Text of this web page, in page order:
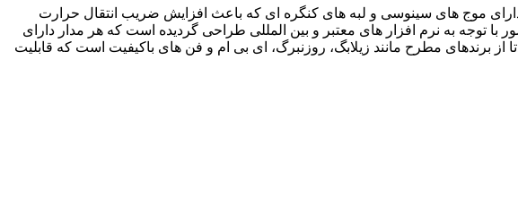
۳/۸ اینچ داخل شیار دار و فین های آلومینیومی دارای موج های سینوسی و لبه های کنگره ای که باعث افزایش ضریب انتقال حرارت
توجه به نرم افزار های معتبر و بین المللی طراحی گردیده است که هر مدار دارای
دارای ۸ عدد فن با قطر ۹۰ سانتی متر است. این فن ها عمدتا از برندهای مطرح مانند زیلابگ، روزنبرگ، ای بی ام و فن های باکیفیت است که قابلیت